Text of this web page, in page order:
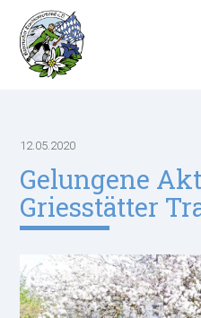
12.05.2020
Gelungene
Griesstätter